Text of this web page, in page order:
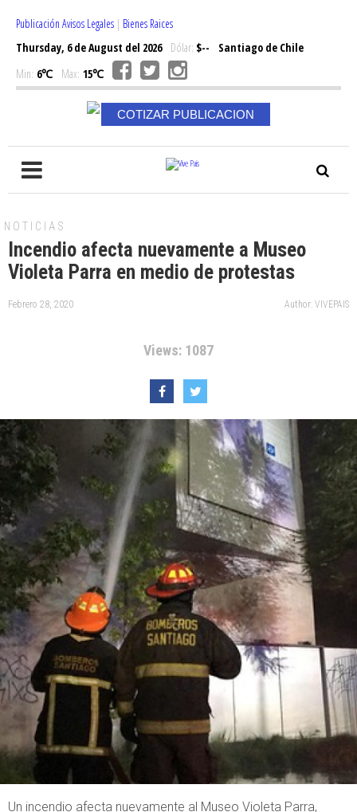
Publicación Avisos Legales | Bienes Raices
Thursday, 6 de August del 2026Dólar: $--
Santiago de Chile
Min: 6℃ Max: 15℃
COTIZAR PUBLICACION
NOTICIAS
Incendio afecta nuevamente a Museo
Violeta Parra en medio de protestas
Febrero 28, 2020 Author: VIVEPAIS
Views: 1087
Un incendio afecta nuevamente al Museo Violeta Parra,